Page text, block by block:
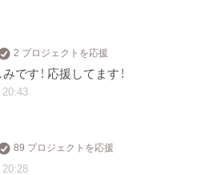
2 プロジェクトを応援
です！ 応援してます！
89 プロジェクトを応援